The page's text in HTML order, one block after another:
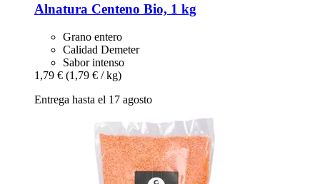
Alnatura Centeno Bio, 1 kg
Grano entero
Calidad Demeter
Sabor intenso
1,79 € (1,79 € / kg)
Entrega hasta el 17 agosto